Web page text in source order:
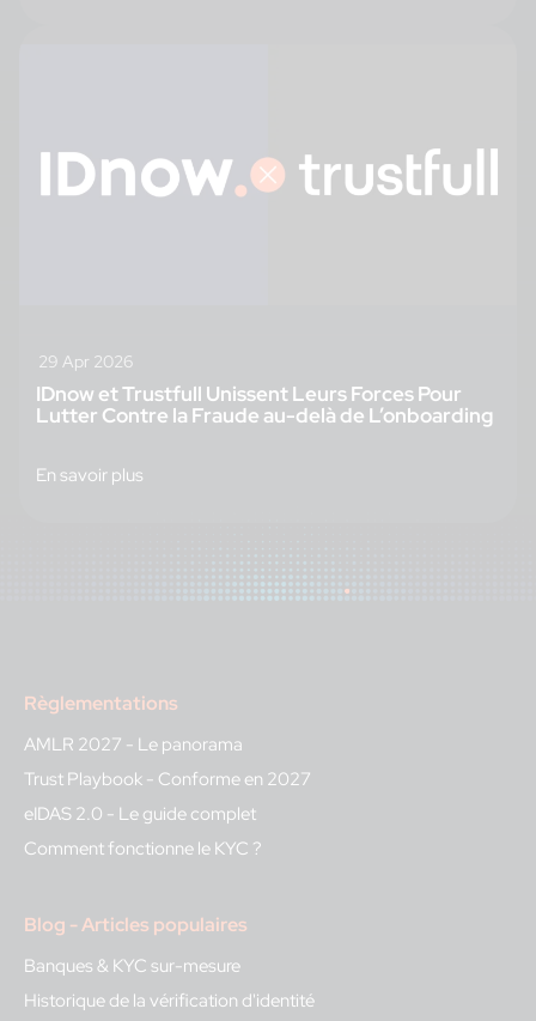
29 Apr 2026
IDnow et Trustfull Unissent Leurs Forces Pour
Lutter Contre la Fraude au-delà de L’onboarding
En savoir plus
Règlementations
AMLR 2027 - Le panorama
Trust Playbook - Conforme en 2027
eIDAS 2.0 - Le guide complet
Comment fonctionne le KYC ?
Blog - Articles populaires
Banques & KYC sur-mesure
Historique de la vérification d'identité